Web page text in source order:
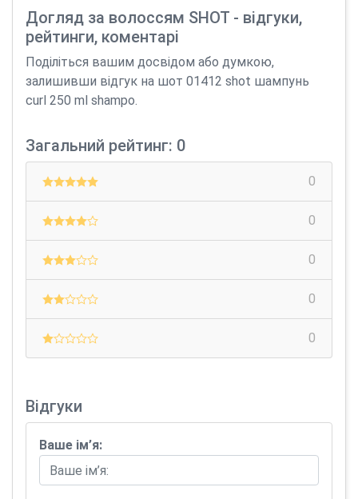
Догляд за волоссям SHOT - відгуки,
рейтинги, коментарі
Поділіться вашим досвідом або думкою,
залишивши відгук на шот 01412 shot шампунь
curl 250 ml shampo.
Загальний рейтинг: 0
0
0
0
0
0
Відгуки
Ваше ім’я: